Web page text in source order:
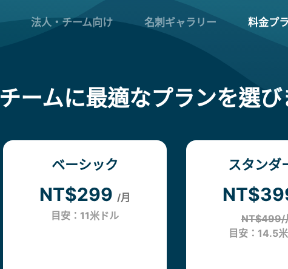
法人・チーム向け 名刺ギャラリー 料金プ
チームに最適なプランを選び
ベーシック
NT$299 /月
目安：11米ドル
スタンダ
NT$499/
目安：14.5